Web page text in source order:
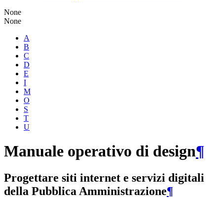
None
None
A
B
C
D
E
I
M
O
S
T
U
Manuale operativo di design¶
Progettare siti internet e servizi digitali
della Pubblica Amministrazione¶